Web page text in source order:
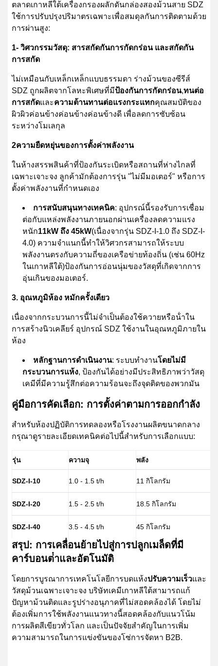
ตลาดเกาหลีใต้เครื่องกรองผลักดันกล่องสองม้วนสาย SDZ
ใช้การปรับปรุงปริมาตรเฉพาะเพื่อสมดุลกันการติดตามด้วย
การผ่านสูง:
1- วิศวกรรมวัสดุ: สารสกัดกันการกัดกร่อน และสกัดกัน
การสกัด
ไม่เหมือนกับเหล็กเหล็กแบบธรรมดา ร่างม้วนของซีรีส์
SDZ ถูกผลิตจากโลหะพิเศษที่มีป้องกันการกัดกร่อน,ทนต่อ
การสกัดและความต้านทานต่อแรงกระแทกคุณสมบัติของ
ผิวผิวค่อนข้างค่อนข้างค่อนข้างดี เพื่อลดการซับซ้อน
ระหว่างโมเลกุล
2ความยืดหยุ่นของการตั้งค่าพลังงาน
ในห้างสรรพสินค้าที่ป้องกันระเบิดหรือสถานที่ห่างไกลที่
เฉพาะเจาะจง ลูกค้ามักต้องการรุ่น "ไม่มีมอเตอร์" หรือการ
ตั้งค่าพลังงานที่กําหนดเอง
การสนับสนุนทางเทคนิค: อุปกรณ์นี้รองรับการเชื่อม
ต่อกับแหล่งพลังงานภายนอกผ่านเครื่องลดความแรง
หนัก11kW ถึง 45kW(เนื่องจากรุ่น SDZ-I-1.0 ถึง SDZ-I-
4.0) ความจําแนกนี้ทําให้วิศวกรสามารถให้ระบบ
พลังงานตรงกับความถี่ของเครือข่ายท้องถิ่น (เช่น 60Hz
ในเกาหลีใต้)ป้องกันการอ่อนนุ่มของวัสดุที่เกิดจากการ
อุ่นเกินของมอเตอร์.
3. อุณหภูมิห้อง หมักครั้งเดียว
เนื่องจากกระบวนการนี้ไม่จําเป็นต้องใช้ควายหรือน้ําใน
การสร้างนิวเคลียร์ อุปกรณ์ SDZ ใช้งานในอุณหภูมิภายใน
ห้อง
หลักฐานการดําเนินงาน: ระบบทํางานโดยไม่มี
กระบวนการแห้ง, ป้องกันได้อย่างมีประสิทธิภาพว่าวัสดุ
เคมีที่มีความรู้สึกต่อความร้อนจะถึงจุดติดของพวกมัน
คู่มือการคัดเลือก: การตั้งค่าตามการออกกําลัง
สําหรับห้องปฏิบัติการทดลองหรือโรงงานผลิตขนาดกลาง
กรุณาดูรายละเอียดเทคนิคต่อไปนี้สําหรับการเลือกแบบ:
รุ่น ความจุ พลัง
SDZ-I-10 1.0 - 1.5 t/h 11 กิโลกรัม
SDZ-I-20 1.5 - 2.5 t/h 18.5 กิโลกรัม
SDZ-I-40 3.5 - 4.5 t/h 45 กิโลกรัม
สรุป: การเคลื่อนย้ายไปสู่การปลูกเมล็ดที่มี
คาร์บอนต่ําและอัตโนมัติ
โดยการบูรณาการเทคโนโลยีการบดแห้งปรับความเร็วและ
วัสดุม้วนเฉพาะเจาะจง บริษัทเคมีเกาหลีใต้สามารถแก้
ปัญหาม้วนติดและรูปร่างอนุภาคที่ไม่สอดคล้องได้ โดยไม่
ต้องเพิ่มการใช้พลังงานแนวทางนี้สอดคล้องกับแนวโน้ม
การผลิตสีเขียวทั่วโลก และเป็นปัจจัยสําคัญในการเพิ่ม
ความสามารถในการแข่งขันของโซ่การจัดหา B2B.